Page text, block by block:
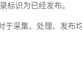
标识为已经发布。
于采集、处理、发布